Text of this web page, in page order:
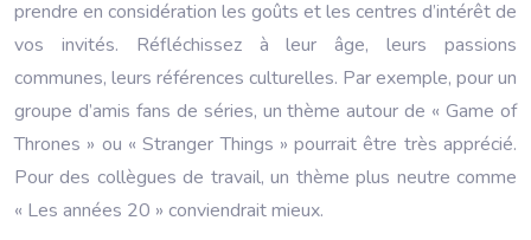
prendre en considération les goûts et les centres d’intérêt de
vos invités. Réfléchissez à leur âge, leurs passions
communes, leurs références culturelles. Par exemple, pour un
groupe d’amis fans de séries, un thème autour de « Game of
Thrones » ou « Stranger Things » pourrait être très apprécié.
Pour des collègues de travail, un thème plus neutre comme
« Les années 20 » conviendrait mieux.